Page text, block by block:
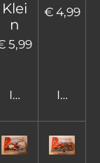
Klei
n
5,99
In
€ 4,99
In